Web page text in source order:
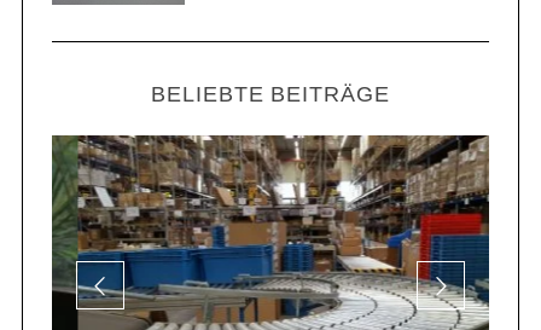
BELIEBTE BEITRÄGE